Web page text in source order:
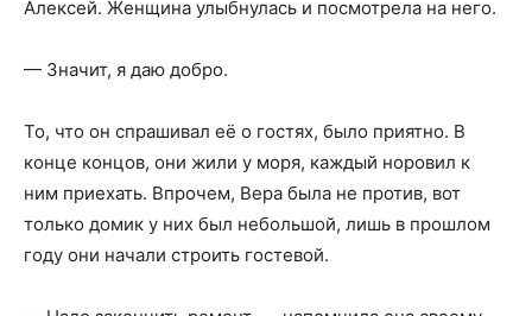
Алексей. Женщина улыбнулась и посмотрела на него.
— Значит, я даю добро.
То, что он спрашивал её о гостях, было приятно. В
конце концов, они жили у моря, каждый норовил к
ним приехать. Впрочем, Вера была не против, вот
только домик у них был небольшой, лишь в прошлом
году они начали строить гостевой.